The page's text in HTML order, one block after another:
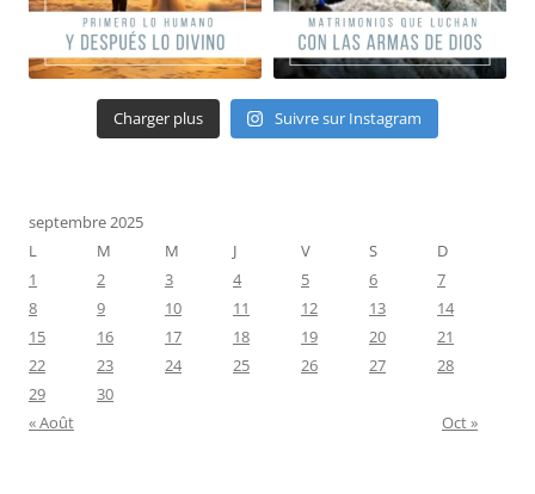
Charger plus Suivre sur Instagram
septembre 2025
L
M M J V S
D
1
2 3 4 5 6
7
8
9 10 11 12 13
14
15
16 17 18 19 20
21
22
23 24 25 26 27
28
29
30
« Août
Oct »